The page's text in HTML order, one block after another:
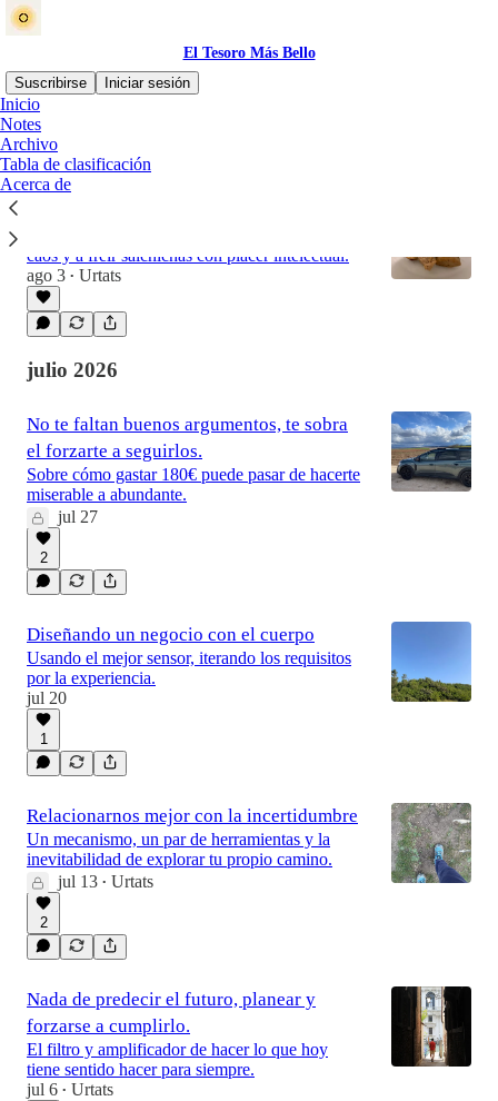
El Tesoro Más Bello
Suscribirse
Iniciar sesión
Inicio
Notes
Archivo
Tabla de clasificación
Acerca de
Último
caos y a freír salchichas con placer intelectual.
ago 3 • Urtats
julio 2026
No te faltan buenos argumentos, te sobra
el forzarte a seguirlos.
Sobre cómo gastar 180€ puede pasar de hacerte
miserable a abundante.
jul 27
2
Diseñando un negocio con el cuerpo
Usando el mejor sensor, iterando los requisitos
por la experiencia.
jul 20
1
Relacionarnos mejor con la incertidumbre
Un mecanismo, un par de herramientas y la
inevitabilidad de explorar tu propio camino.
jul 13 • Urtats
2
Nada de predecir el futuro, planear y
forzarse a cumplirlo.
El filtro y amplificador de hacer lo que hoy
tiene sentido hacer para siempre.
jul 6 • Urtats